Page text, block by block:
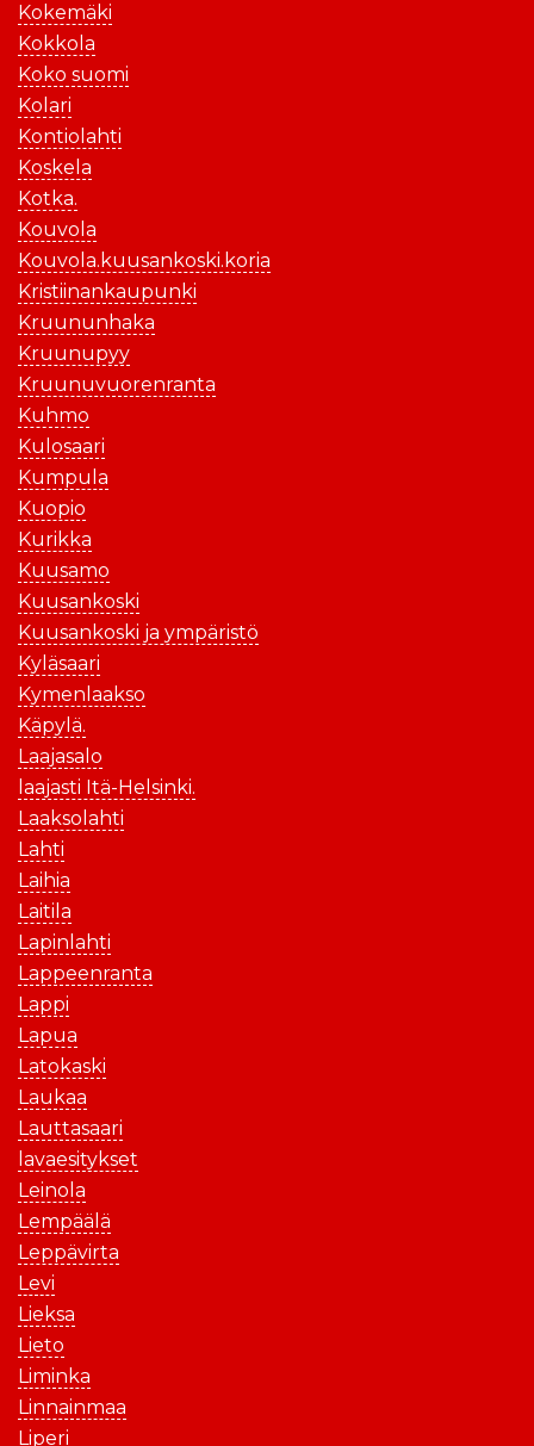
Kokemäki
Kokkola
Koko suomi
Kolari
Kontiolahti
Koskela
Kotka.
Kouvola
Kouvola.kuusankoski.koria
Kristiinankaupunki
Kruununhaka
Kruunupyy
Kruunuvuorenranta
Kuhmo
Kulosaari
Kumpula
Kuopio
Kurikka
Kuusamo
Kuusankoski
Kuusankoski ja ympäristö
Kyläsaari
Kymenlaakso
Käpylä.
Laajasalo
laajasti Itä-Helsinki.
Laaksolahti
Lahti
Laihia
Laitila
Lapinlahti
Lappeenranta
Lappi
Lapua
Latokaski
Laukaa
Lauttasaari
lavaesitykset
Leinola
Lempäälä
Leppävirta
Levi
Lieksa
Lieto
Liminka
Linnainmaa
Liperi